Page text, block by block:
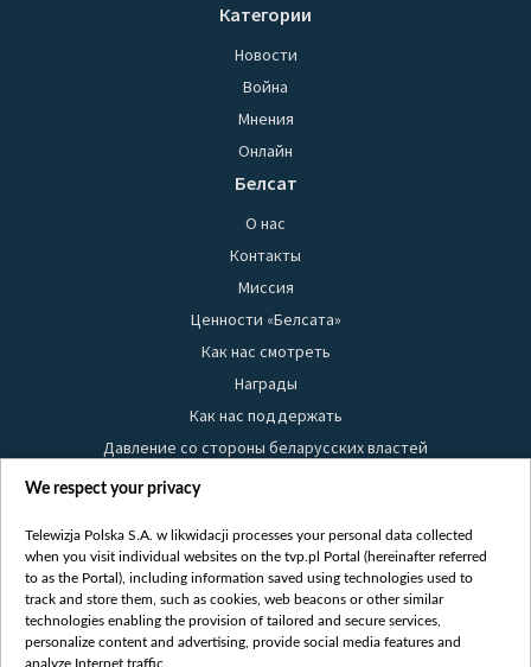
Категории
Новости
Война
Мнения
Онлайн
Белсат
О нас
Контакты
Миссия
Ценности «Белсата»
Как нас смотреть
Награды
Как нас поддержать
Давление со стороны беларусских властей
Правила использования материалов
Безопасность
Youtube
Белсат news
Белсат Life
We respect your privacy
Telewizja Polska S.A. w likwidacji processes your personal data collected
when you visit individual websites on the tvp.pl Portal (hereinafter referred
to as the Portal), including information saved using technologies used to
track and store them, such as cookies, web beacons or other similar
technologies enabling the provision of tailored and secure services,
personalize content and advertising, provide social media features and
analyze Internet traffic.